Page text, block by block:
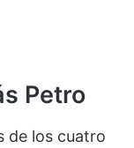
Petro
de los cuatro